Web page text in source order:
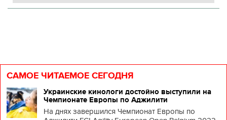
САМОЕ ЧИТАЕМОЕ СЕГОДНЯ
Украинские кинологи достойно выступили на
Чемпионате Европы по Аджилити
На днях завершился Чемпионат Европы по